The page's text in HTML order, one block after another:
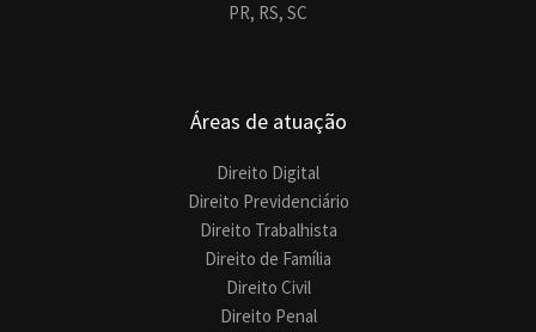
PR, RS, SC
Áreas de atuação
Direito Digital
Direito Previdenciário
Direito Trabalhista
Direito de Família
Direito Civil
Direito Penal